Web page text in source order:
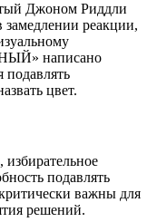
Джоном Риддли
замедлении реакции,
написано
цвет.
избирательное
подавлять
важны для
решений.